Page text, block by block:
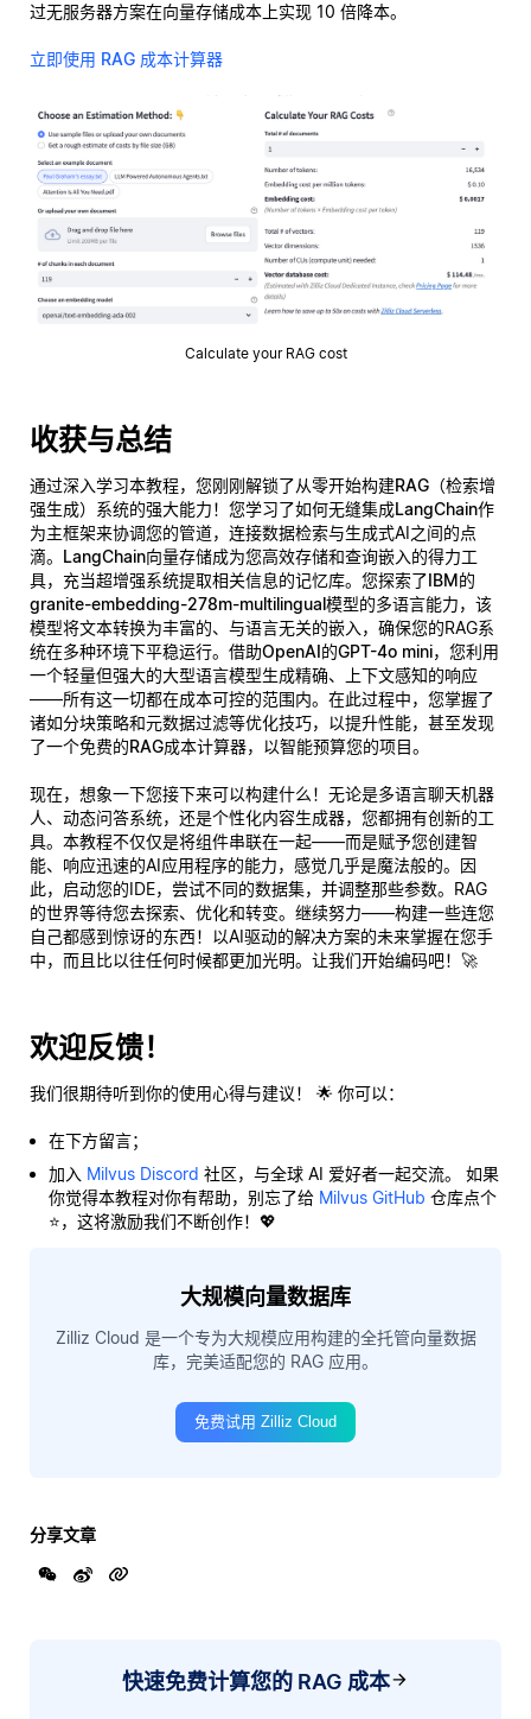
过无服务器方案在向量存储成本上实现 10 倍降本。
立即使用 RAG 成本计算器
Calculate your RAG cost
收获与总结
通过深入学习本教程，您刚刚解锁了从零开始构建RAG（检索增
强生成） 系统的强大能力！您学习了如何无缝集成LangChain作
为主框架来协调您的管道，连接数据检索与生成式AI之间的点
滴。 LangChain向量存储成为您高效存储和查询嵌入的得力工
具，充当超增强系统提取相关信息的记忆库。您探索了IBM的
granite-embedding-278m-multilingual模型的多语言能力，该
模型将文本转换为丰富的、与语言无关的嵌入，确保您的RAG系
统在多种环境下平稳运行。借助OpenAI的GPT-4o mini，您利用
一个轻量但强大的大型语言模型生成精确、上下文感知的响应
——所有这一切都在成本可控的范围内。在此过程中，您掌握了
诸如分块策略和元数据过滤等优化技巧，以提升性能，甚至发现
了一个免费的RAG成本计算器，以智能预算您的项目。
现在，想象一下您接下来可以构建什么！无论是多语言聊天机器
人、动态问答系统，还是个性化内容生成器，您都拥有创新的工
具。本教程不仅仅是将组件串联在一起——而是赋予您创建智
能、响应迅速的AI应用程序的能力，感觉几乎是魔法般的。因
此，启动您的IDE，尝试不同的数据集，并调整那些参数。RAG
的世界等待您去探索、优化和转变。继续努力——构建一些连您
自己都感到惊讶的东西！以AI驱动的解决方案的未来掌握在您手
中，而且比以往任何时候都更加光明。让我们开始编码吧！🚀
欢迎反馈！
我们很期待听到你的使用心得与建议！ 🌟 你可以：
在下方留言；
加入 Milvus Discord 社区，与全球 AI 爱好者一起交流。 如果
你觉得本教程对你有帮助，别忘了给 Milvus GitHub 仓库点个
⭐，这将激励我们不断创作！💖
大规模向量数据库
Zilliz Cloud 是一个专为大规模应用构建的全托管向量数据
库，完美适配您的 RAG 应用。
免费试用 Zilliz Cloud
分享文章
快速免费计算您的 RAG 成本